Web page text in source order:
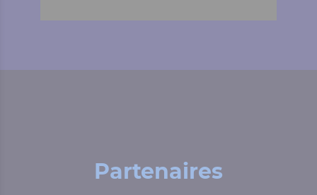
Partenaires